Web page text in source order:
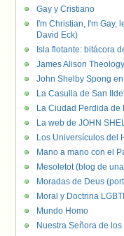
Gay y Cristiano
I'm Christian, I'm Gay,
David Eck)
Isla flotante: bitácora
James Alison Theology
John Shelby Spong
La Casulla de San
La Ciudad Perdida de
La web de JOHN
Los Universículos del
Mano a mano con el
Mesoletot (blog de
Moradas de Deus
Moral y Doctrina LGBTI
Mundo Homo
Nuestra Señora de